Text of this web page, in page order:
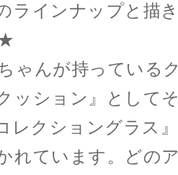
ラインナップと描
ゃんが持っている
ッション』として
レクショングラス
れています。どの